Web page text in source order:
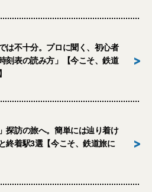
は不十分。プロに聞く、初心者
刻表の読み方」【今こそ、鉄道
>
探訪の旅へ。簡単には辿り着け
終着駅3選【今こそ、鉄道旅に
>